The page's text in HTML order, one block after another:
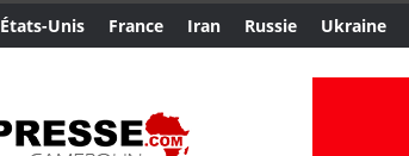
États-Unis France Iran Russie Ukraine